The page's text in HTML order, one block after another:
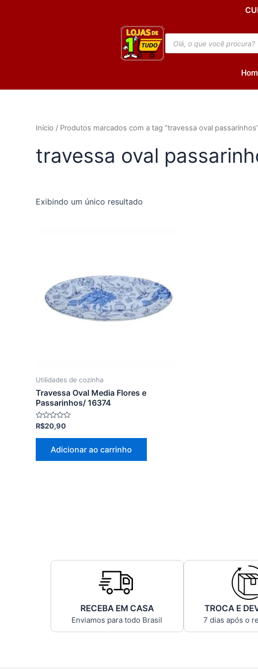
Pesquisar
produtos
Início / Produtos marcados com a tag “travessa oval
travessa oval
Exibindo um único resultado
Utilidades de cozinha
Travessa Oval Media Flores e
Passarinhos/ 16374
Avaliação
de
R$20,90
Adicionar ao carrinho
RECEBA EM CASA
Enviamos para todo Brasil
TROCA E
7 dias após o